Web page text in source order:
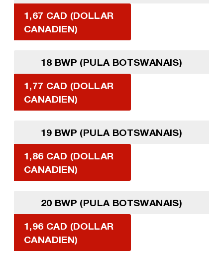
1,67 CAD (DOLLAR
CANADIEN)
18 BWP (PULA BOTSWANAIS)
1,77 CAD (DOLLAR
CANADIEN)
19 BWP (PULA BOTSWANAIS)
1,86 CAD (DOLLAR
CANADIEN)
20 BWP (PULA BOTSWANAIS)
1,96 CAD (DOLLAR
CANADIEN)